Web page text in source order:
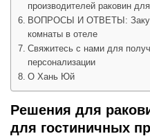
производителей раковин
ВОПРОСЫ И ОТВЕТЫ:
комнаты в отеле
Свяжитесь с нами для
персонализации
О Хань Юй
Решения для
для гостиничных